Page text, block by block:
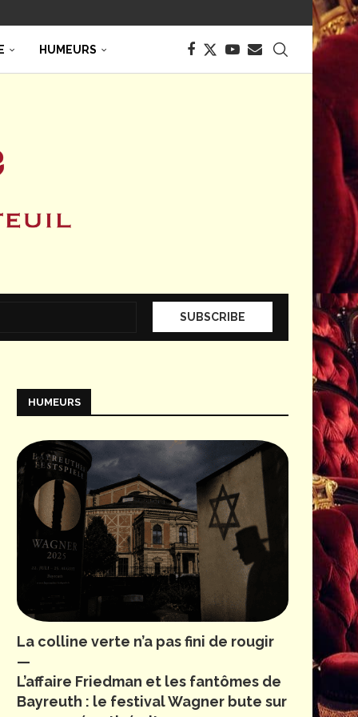
HUMEURS
HUMEURS
La colline verte n’a pas fini de rougir
—
L’affaire Friedman et les fantômes de
Bayreuth : le festival Wagner bute sur